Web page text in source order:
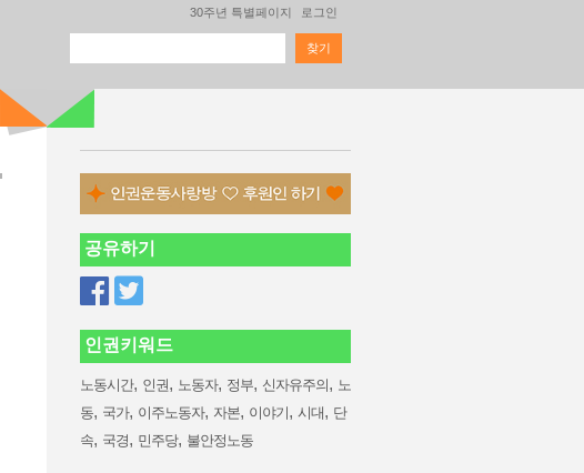
30주년 특별페이지 로그인
검색 폼
공유하기
인권키워드
노동시간, 인권, 노동자, 정부, 신자유주의, 노
동, 국가, 이주노동자, 자본, 이야기, 시대, 단
속, 국경, 민주당, 불안정노동